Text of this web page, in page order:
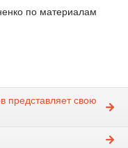
по материалам
свою